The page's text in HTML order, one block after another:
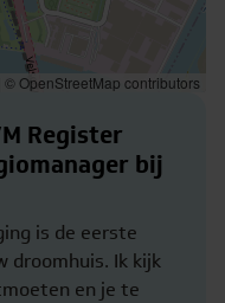
© OpenStreetMap contributors
Register
bij
is de eerste
droomhuis. Ik kijk
en je te